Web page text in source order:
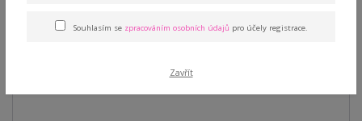
růžemiSouhlasím se zpracováním osobních údajů pro účely registrace.
Zavřít